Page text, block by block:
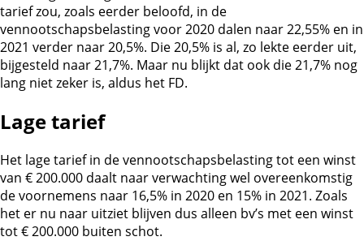
tarief zou, zoals eerder beloofd, in de
vennootschapsbelasting voor 2020 dalen naar 22,55% en in
2021 verder naar 20,5%. Die 20,5% is al, zo lekte eerder uit,
bijgesteld naar 21,7%. Maar nu blijkt dat ook die 21,7% nog
lang niet zeker is, aldus het FD.
Lage tarief
Het lage tarief in de vennootschapsbelasting tot een winst
van € 200.000 daalt naar verwachting wel overeenkomstig
de voornemens naar 16,5% in 2020 en 15% in 2021. Zoals
het er nu naar uitziet blijven dus alleen bv’s met een winst
tot € 200.000 buiten schot.